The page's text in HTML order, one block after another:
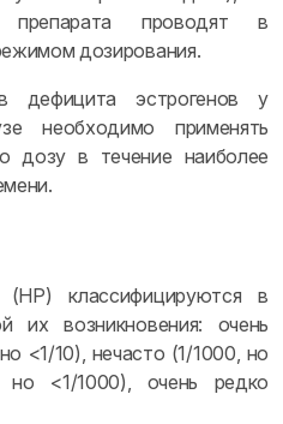
препарата проводят в
дозирования.
дефицита эстрогенов у
необходимо применять
дозу в течение наиболее
(HP) классифицируются в
их возникновения: очень
<1/10), нечасто (1/1000, но
но <1/1000), очень редко